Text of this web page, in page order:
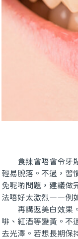
食辣會唔會令牙貼
輕易脫落。不過，習
免呢啲問題，建議做
法唔好太激烈——例
再講返美白效果。
啡、紅酒等變黃。不
去光澤。若想長期保